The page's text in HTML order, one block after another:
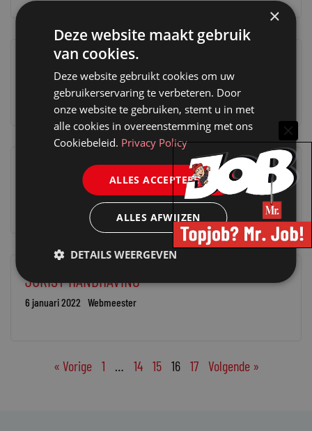
VASTGOEDJURIST
20 januari 2022 Webmeester
JURIST APV
Webmeester
JURIST HANDHAVING
6 januari 2022 Webmeester
« Vorige 1 … 14 15 16 17 Volgende »
×
Deze website maakt gebruik
van cookies.
Deze website gebruikt cookies om uw
gebruikerservaring te verbeteren. Door
onze website te gebruiken, stemt u in met
alle cookies in overeenstemming met ons
Cookiebeleid. Privacy Policy
ALLES ACCEPTEREN
ALLES AFWIJZEN
DETAILS WEERGEVEN